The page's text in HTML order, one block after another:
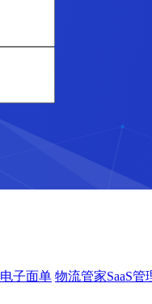
电子面单 物流管家SaaS管